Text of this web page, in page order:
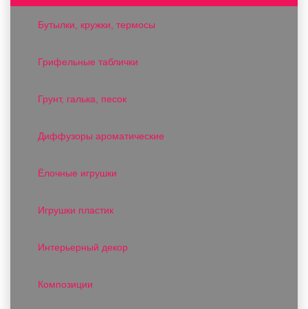
Бутылки, кружки, термосы
Грифельные таблички
Грунт, галька, песок
Диффузоры ароматические
Ёлочные игрушки
Игрушки пластик
Интерьерный декор
Композиции